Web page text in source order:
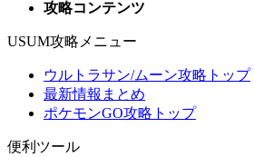
攻略コンテンツ
USUM攻略メニュー
ウルトラサン/ムーン攻略トップ
最新情報まとめ
ポケモンGO攻略トップ
便利ツール